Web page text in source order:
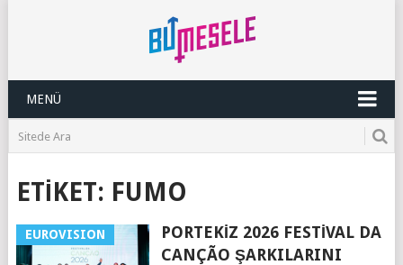
MENÜ
ETIKET: FUMO
EUROVISION
PORTEKIZ 2026 FESTIVAL DA
CANÇÃO ŞARKILARINI